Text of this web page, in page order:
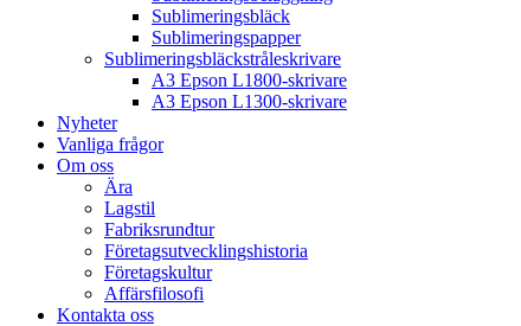
Sublimeringsbläck
Sublimeringspapper
Sublimeringsbläckstråleskrivare
A3 Epson L1800-skrivare
A3 Epson L1300-skrivare
Nyheter
Vanliga frågor
Om oss
Ära
Lagstil
Fabriksrundtur
Företagsutvecklingshistoria
Företagskultur
Affärsfilosofi
Kontakta oss